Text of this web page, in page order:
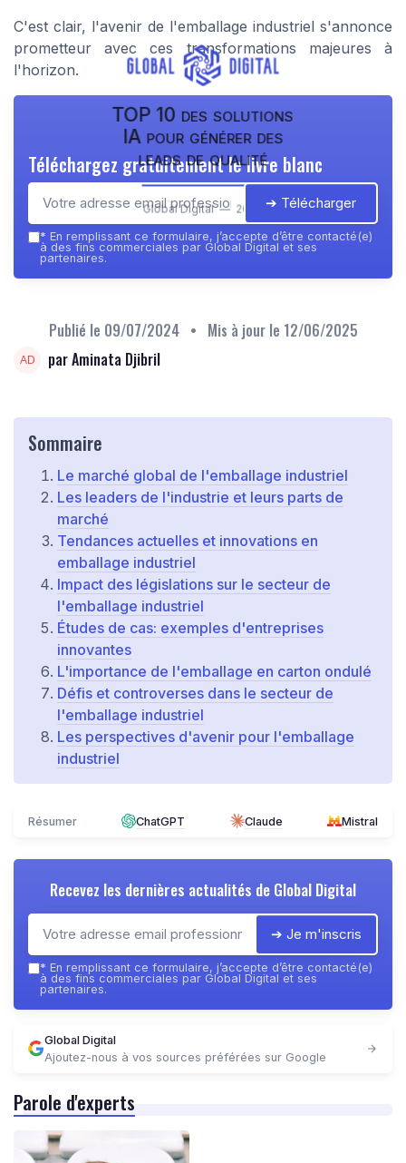
C'est clair, l'avenir de l'emballage industriel s'annonce
prometteur avec ces transformations majeures à
l'horizon.
TOP 10 des solutions
IA pour générer des
leads de qualité
Global Digital — 2026
Téléchargez gratuitement le livre blanc
➔ Télécharger
* En remplissant ce formulaire, j’accepte d’être contacté(e)
à des fins commerciales par Global Digital et ses
partenaires.
Publié le 09/07/2024 • Mis à jour le 12/06/2025
par Aminata Djibril
Sommaire
Le marché global de l'emballage industriel
Les leaders de l'industrie et leurs parts de
marché
Tendances actuelles et innovations en
emballage industriel
Impact des législations sur le secteur de
l'emballage industriel
Études de cas: exemples d'entreprises
innovantes
L'importance de l'emballage en carton ondulé
Défis et controverses dans le secteur de
l'emballage industriel
Les perspectives d'avenir pour l'emballage
industriel
Résumer ChatGPT Claude Mistral
Recevez les dernières actualités de Global Digital
➔ Je m'inscris
* En remplissant ce formulaire, j’accepte d’être contacté(e)
à des fins commerciales par Global Digital et ses
partenaires.
Global Digital
Ajoutez-nous à vos sources préférées sur Google
Parole d'experts